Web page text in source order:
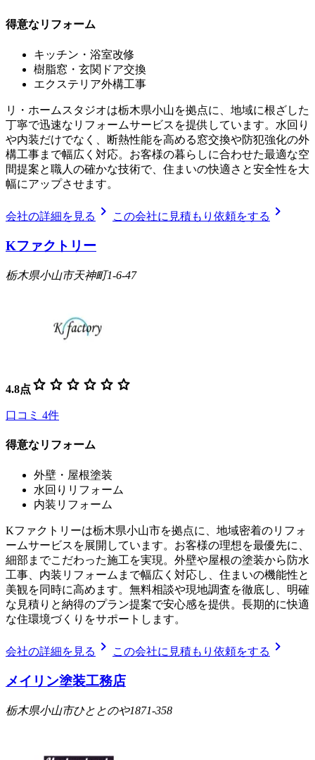
得意なリフォーム
キッチン・浴室改修
樹脂窓・玄関ドア交換
エクステリア外構工事
リ・ホームスタジオは栃木県小山を拠点に、地域に根ざした
丁寧で迅速なリフォームサービスを提供しています。水回り
や内装だけでなく、断熱性能を高める窓交換や防犯強化の外
構工事まで幅広く対応。お客様の暮らしに合わせた最適な空
間提案と職人の確かな技術で、住まいの快適さと安全性を大
幅にアップさせます。
会社の詳細を見る chevron_right この会社に見積もり依頼をする chevron_right
Kファクトリー
栃木県小山市天神町1-6-47
4.8点 star star star star star star
口コミ 4件
得意なリフォーム
外壁・屋根塗装
水回りリフォーム
内装リフォーム
Kファクトリーは栃木県小山市を拠点に、地域密着のリフォ
ームサービスを展開しています。お客様の理想を最優先に、
細部までこだわった施工を実現。外壁や屋根の塗装から防水
工事、内装リフォームまで幅広く対応し、住まいの機能性と
美観を同時に高めます。無料相談や現地調査を徹底し、明確
な見積りと納得のプラン提案で安心感を提供。長期的に快適
な住環境づくりをサポートします。
会社の詳細を見る chevron_right この会社に見積もり依頼をする chevron_right
メイリン塗装工務店
栃木県小山市ひととのや1871-358